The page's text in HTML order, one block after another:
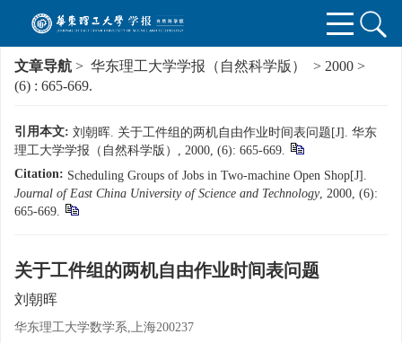
文章导航 > 华东理工大学学报（自然科学版） > 2000 >
(6) : 665-669.
引用本文: 刘朝晖. 关于工件组的两机自由作业时间表问题[J]. 华东
理工大学学报（自然科学版）, 2000, (6): 665-669.
Citation: Scheduling Groups of Jobs in Two-machine Open Shop[J].
Journal of East China University of Science and Technology, 2000, (6):
665-669.
关于工件组的两机自由作业时间表问题
刘朝晖
华东理工大学数学系,上海200237